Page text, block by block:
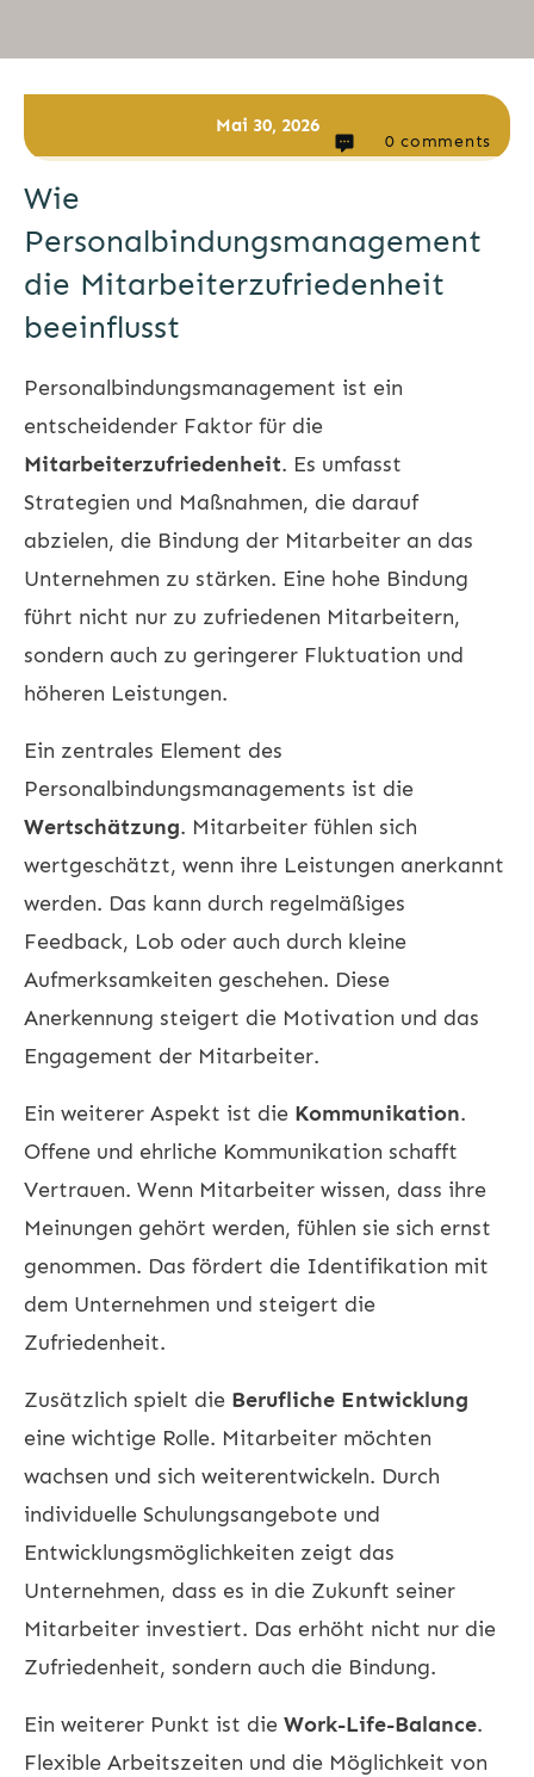
Mai 30, 2026
0 comments
Wie
Personalbindungsmanagement
die Mitarbeiterzufriedenheit
beeinflusst
Personalbindungsmanagement ist ein
entscheidender Faktor für die
Mitarbeiterzufriedenheit. Es umfasst
Strategien und Maßnahmen, die darauf
abzielen, die Bindung der Mitarbeiter an das
Unternehmen zu stärken. Eine hohe Bindung
führt nicht nur zu zufriedenen Mitarbeitern,
sondern auch zu geringerer Fluktuation und
höheren Leistungen.
Ein zentrales Element des
Personalbindungsmanagements ist die
Wertschätzung. Mitarbeiter fühlen sich
wertgeschätzt, wenn ihre Leistungen anerkannt
werden. Das kann durch regelmäßiges
Feedback, Lob oder auch durch kleine
Aufmerksamkeiten geschehen. Diese
Anerkennung steigert die Motivation und das
Engagement der Mitarbeiter.
Ein weiterer Aspekt ist die Kommunikation.
Offene und ehrliche Kommunikation schafft
Vertrauen. Wenn Mitarbeiter wissen, dass ihre
Meinungen gehört werden, fühlen sie sich ernst
genommen. Das fördert die Identifikation mit
dem Unternehmen und steigert die
Zufriedenheit.
Zusätzlich spielt die Berufliche Entwicklung
eine wichtige Rolle. Mitarbeiter möchten
wachsen und sich weiterentwickeln. Durch
individuelle Schulungsangebote und
Entwicklungsmöglichkeiten zeigt das
Unternehmen, dass es in die Zukunft seiner
Mitarbeiter investiert. Das erhöht nicht nur die
Zufriedenheit, sondern auch die Bindung.
Ein weiterer Punkt ist die Work-Life-Balance.
Flexible Arbeitszeiten und die Möglichkeit von